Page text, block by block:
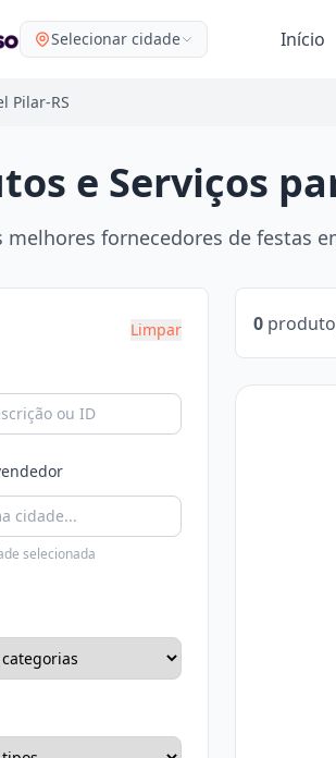
Selecionar cidade Início
Pilar-RS
e Serviços
melhores fornecedores de festas
Limpar
selecionada
0